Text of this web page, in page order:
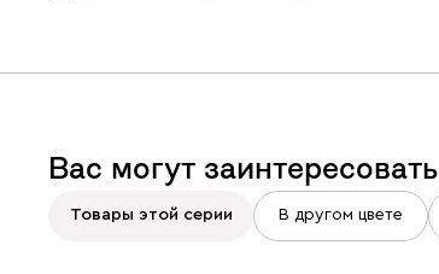
Вас могут заинтересовать
Товары этой серии В другом цвете